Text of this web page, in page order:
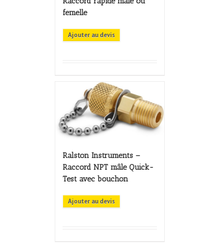
femelle
Ajouter au devis
Ralston Instruments –
Raccord NPT mâle Quick-
Test avec bouchon
Ajouter au devis